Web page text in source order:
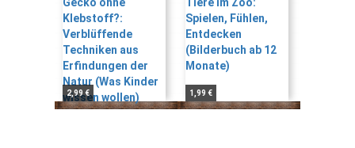
Erfindungen der
Natur (Was
Kinder wissen
wollen)
2,99 €
12 Monate)
1,99 €